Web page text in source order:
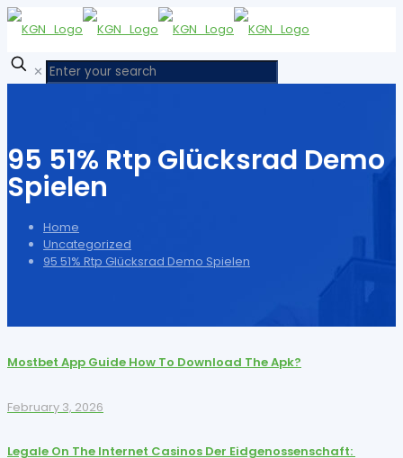
✕
95 51% Rtp Glücksrad Demo
Spielen
Home
Uncategorized
95 51% Rtp Glücksrad Demo Spielen
Mostbet App Guide How To Download The Apk?
February 3, 2026
Legale On The Internet Casinos Der Eidgenossenschaft: ️